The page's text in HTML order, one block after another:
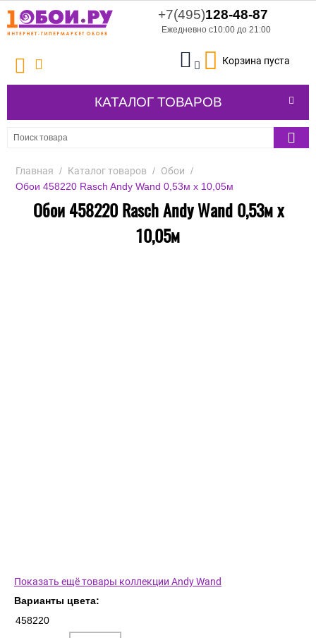
+7(495)128-48-87
Ежедневно с10:00 до 21:00
Корзина пуста
КАТАЛОГ ТОВАРОВ
Главная / Каталог товаров / Обои /
Обои 458220 Rasch Andy Wand 0,53м x 10,05м
Обои 458220 Rasch Andy Wand 0,53м x
10,05м
Показать ещё товары коллекции Andy Wand
Варианты цвета:
458220